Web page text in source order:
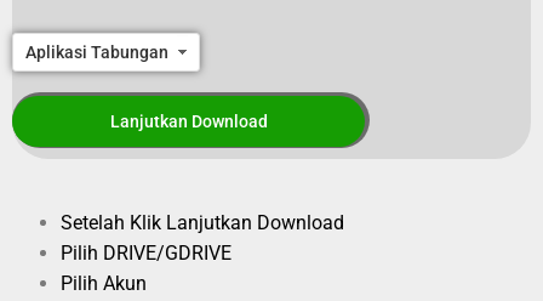
Setelah Klik Lanjutkan Download
Pilih DRIVE/GDRIVE
Pilih Akun